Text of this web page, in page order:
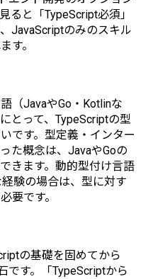
ると「TypeScript必須」
JavaScriptのみのスキル
す。
（JavaやGo・Kotlinな
とって、TypeScriptの型
です。型定義・インター
た概念は、JavaやGoの
きます。動的型付け言語
経験の場合は、型に対す
要です。
の基礎を固めてから
です。「TypeScriptから